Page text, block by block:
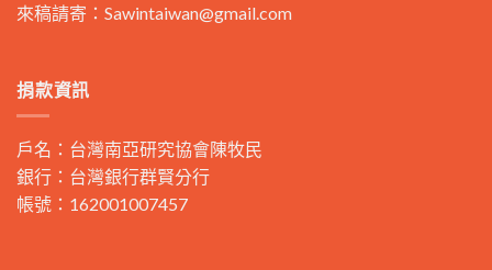
來稿請寄： Sawintaiwan@gmail.com
捐款資訊
戶名：台灣南亞研究協會陳牧民
銀行：台灣銀行群賢分行
帳號：162001007457